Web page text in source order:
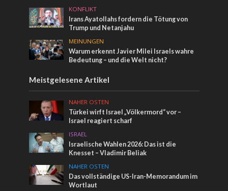
KONFLIKT
Irans Ayatollahs fordern die Tötung von
Trump und Netanjahu
MEINUNGEN
Warum erkennt Javier Milei Israels wahre
Bedeutung – und die Welt nicht?
Meistgelesene Artikel
NAHER OSTEN
Türkei wirft Israel „Völkermord“ vor –
Israel reagiert scharf
ISRAEL
Israelische Wahlen 2026: Das ist die
Knesset – Vladimir Beliak
NAHER OSTEN
Das vollständige US-Iran-Memorandum im
Wortlaut